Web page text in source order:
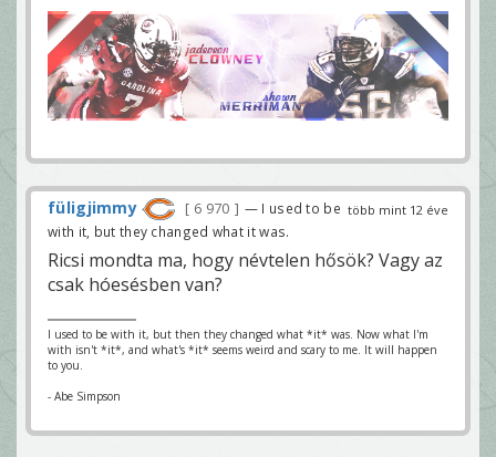
több mint 12 éve
füligjimmy 6 970
— I used to be
with it, but they changed what it was.
Ricsi mondta ma, hogy névtelen hősök? Vagy az
csak hóesésben van?
I used to be with it, but then they changed what *it* was. Now what I'm
with isn't *it*, and what's *it* seems weird and scary to me. It will happen
to you.
- Abe Simpson